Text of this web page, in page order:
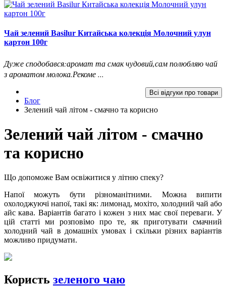
Чай зелений Basilur Китайська колекція Молочний улун
картон 100г
Дуже сподобався:аромат та смак чудовий,сам полюбляю чай
з ароматом молока.Рекоме ...
Всі відгуки про товари
Блог
Зелений чай літом - смачно та корисно
Зелений чай літом - смачно
та корисно
Що допоможе Вам освіжитися у літню спеку?
Напої можуть бути різноманітними. Можна випити
охолоджуючі напої, такі як: лимонад, мохіто, холодний чай або
айс кава. Варіантів багато і кожен з них має свої переваги. У
цій статті ми розповімо про те, як приготувати смачний
холодний чай в домашніх умовах і скільки різних варіантів
можливо придумати.
Користь зеленого чаю